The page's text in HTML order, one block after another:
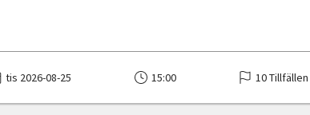
tis 2026-08-25 15:00 10 Tillfällen